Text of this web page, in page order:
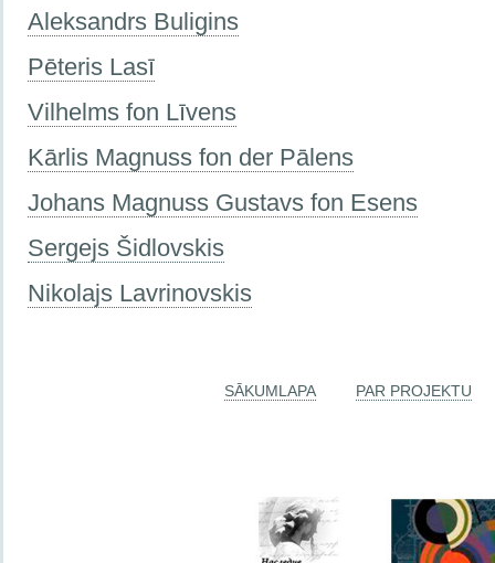
Aleksandrs Buligins
Pēteris Lasī
Vilhelms fon Līvens
Kārlis Magnuss fon der Pālens
Johans Magnuss Gustavs fon Esens
Sergejs Šidlovskis
Nikolajs Lavrinovskis
SĀKUMLAPA PAR PROJEKTU